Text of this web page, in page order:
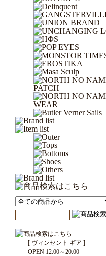
[ ヴィンセント ギア ]
OPEN 12:00～20:00